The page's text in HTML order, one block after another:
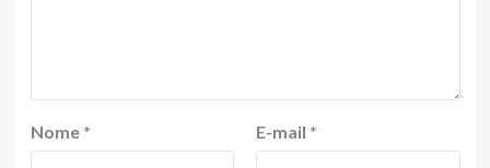
Nome * E-mail *